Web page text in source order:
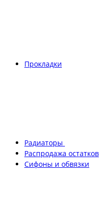
Прокладки
Радиаторы
Распродажа остатков
Сифоны и обвязки